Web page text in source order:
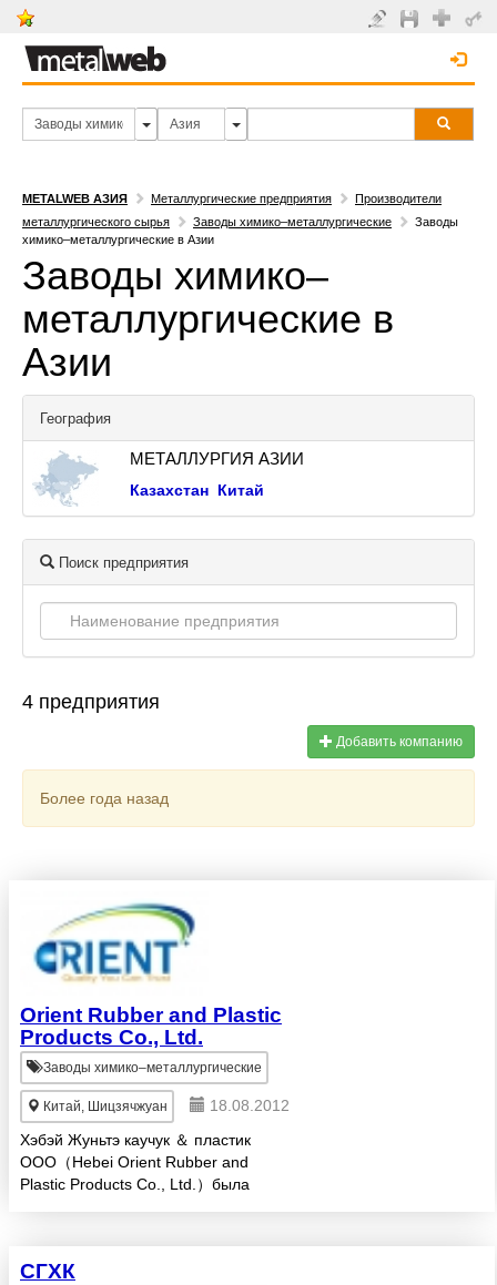
METALWEB АЗИЯ Металлургические предприятия
Производители
металлургического сырья
Заводы химико–металлургические
Заводы
химико–металлургические в Азии
Заводы химико–
металлургические в
Азии
География
МЕТАЛЛУРГИЯ АЗИИ
Казахстан Китай
Поиск предприятия
4 предприятия
Добавить компанию
Более года назад
Orient Rubber and Plastic
Products Co., Ltd.
Заводы химико–металлургические
Китай, Шицзячжуан
18.08.2012
Хэбэй Жуньтэ каучук ＆ пластик
ООО（Hebei Orient Rubber and
Plastic Products Co., Ltd.）была
предприятием и проводит
исследование, разработку, про...
СГХК